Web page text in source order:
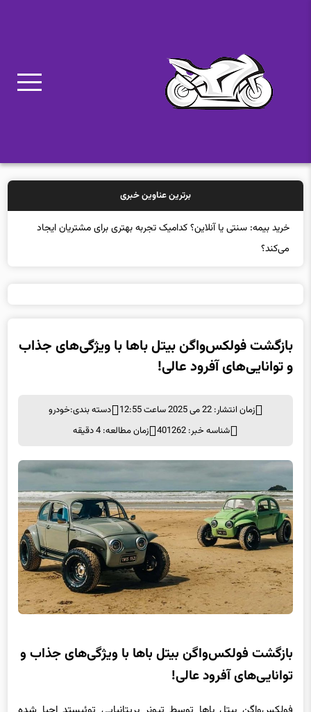
برترین عناوین خبری
خرید بیمه: سنتی یا آنلاین؟ کدامیک تجربه بهتری برای مشتریان ایجاد
می‌کند؟
بازگشت فولکس‌واگن بیتل باها با ویژگی‌های جذاب
و توانایی‌های آفرود عالی!
زمان انتشار: 22 می 2025 ساعت 12:55 دسته بندی:خودرو
شناسه خبر: 401262
زمان مطالعه: 4 دقیقه
بازگشت فولکس‌واگن بیتل باها با ویژگی‌های جذاب و
توانایی‌های آفرود عالی!